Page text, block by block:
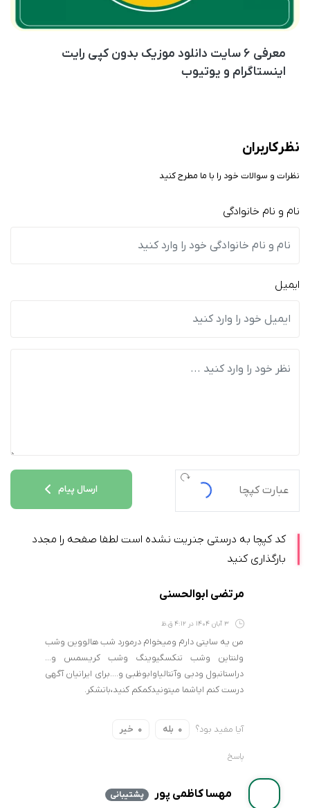
معرفی ۶ سایت دانلود موزیک بدون کپی رایت
اینستاگرام و یوتیوب
نظر کاربران
نظرات و سوالات خود را با ما مطرح کنید
نام و نام خانوادگی
ایمیل
ارسال پیام
کد کپچا به درستی جنریت نشده است لطفا صفحه را مجدد
بارگذاری کنید
مرتضی ابوالحسنی
3 آبان 1404 در 4:12 ق.ظ
من یه سایتی دارم ومیخوام درمورد شب هالووین وشب
ولنتاین وشب تنکسگیوینگ وشب کریسمس و…
دراستانبول ودبی وآنتالیاوابوظبی و….برای ایرانیان آگهی
درست کنم ایاشما میتونیدکمکم کنید،باتشکر.
آیا مفید بود؟ 0 بله 0 خیر
پاسخ
مهسا کاظمی پور پشتیبانی